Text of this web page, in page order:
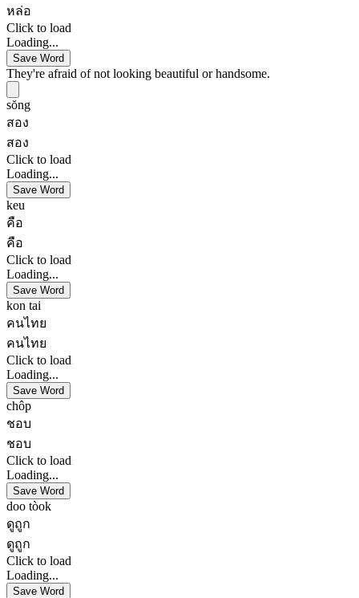
หล่อ
Click to load
Loading...
Save Word
They're afraid of not looking beautiful or handsome.
sŏng
สอง
สอง
Click to load
Loading...
Save Word
keu
คือ
คือ
Click to load
Loading...
Save Word
kon tai
คนไทย
คนไทย
Click to load
Loading...
Save Word
chôp
ชอบ
ชอบ
Click to load
Loading...
Save Word
doo tòok
ดูถูก
ดูถูก
Click to load
Loading...
Save Word